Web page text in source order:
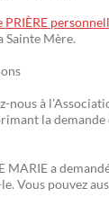
PRIÈRE
Sainte Mère.
nous à
la demande
MARIE a
Vous pouvez